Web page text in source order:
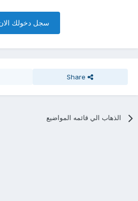
سجل دخولك الان
Share
الذهاب الي قائمه المواضيع